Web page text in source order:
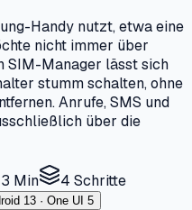
Handy nutzt, etwa eine
nicht immer über
SIM-Manager lässt sich
stumm schalten, ohne
Anrufe, SMS und
über die
3 Min 4 Schritte
13 · One UI 5